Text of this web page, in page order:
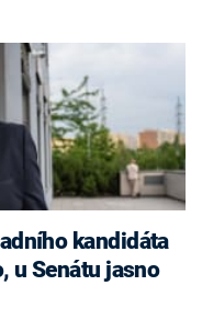
kandidáta
u Senátu jasno